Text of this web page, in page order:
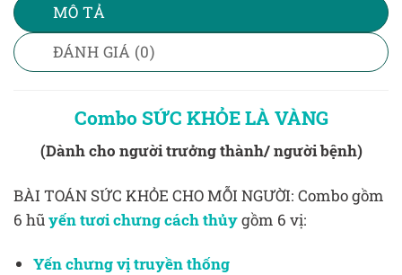
MÔ TẢ
ĐÁNH GIÁ (0)
Combo SỨC KHỎE LÀ VÀNG
(Dành cho người trưởng thành/ người bệnh)
BÀI TOÁN SỨC KHỎE CHO MỖI NGƯỜI: Combo gồm
6 hũyến tươi chưng cách thủygồm 6 vị:
Yến chưng vị truyền thống